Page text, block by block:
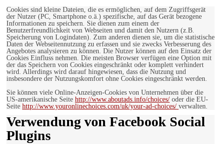
Cookies sind kleine Dateien, die es ermöglichen, auf dem Zugriffsgerät
der Nutzer (PC, Smartphone o.ä.) spezifische, auf das Gerät bezogene
Informationen zu speichern. Sie dienen zum einem der
Benutzerfreundlichkeit von Webseiten und damit den Nutzern (z.B.
Speicherung von Logindaten). Zum anderen dienen sie, um die statistische
Daten der Webseitennutzung zu erfassen und sie zwecks Verbesserung des
Angebotes analysieren zu können. Die Nutzer können auf den Einsatz der
Cookies Einfluss nehmen. Die meisten Browser verfügen eine Option mit
der das Speichern von Cookies eingeschränkt oder komplett verhindert
wird. Allerdings wird darauf hingewiesen, dass die Nutzung und
insbesondere der Nutzungskomfort ohne Cookies eingeschränkt werden.
Sie können viele Online-Anzeigen-Cookies von Unternehmen über die
US-amerikanische Seite http://www.aboutads.info/choices/ oder die EU-
Seite http://www.youronlinechoices.com/uk/your-ad-choices/ verwalten.
Verwendung von Facebook Social
Plugins